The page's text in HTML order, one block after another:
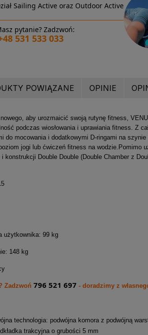
Sailing Active oraz Outdoor Active
pytanie? Zadzwoń:
531 533 033
POWIĄZANE OPINIE
aby urozmaicić swoją rutynę fitness,
podczas wiosłowania i uprawiania fitness. Z
do mocowania i dodatkowymi D-ringami na
jogi lub ćwiczeń fitness na wodzie.Pomimo
konstrukcji Double Double (Double Chamber z
użytkownika: 99 kg
148 kg
Zadzwoń 796 521 697 - doradzimy z
technologia: podwójna komora z podwójną
trakcyjna o grubości 5 mm